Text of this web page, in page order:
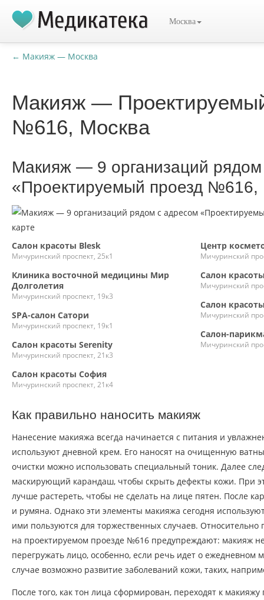
Москва
← Макияж — Москва
Макияж —
№616, Москва
Макияж — 9 организаций
«Проектируемый проезд №616,
Салон красоты Blesk
Мичуринский проспект, 25к1
Клиника восточной медицины Мир
Долголетия
Мичуринский проспект, 19к3
SPA-салон Сатори
Мичуринский проспект, 19к1
Салон красоты Serenity
Мичуринский проспект, 21к3
Салон красоты София
Мичуринский проспект, 21к4
Центр
Мичуринский
Салон
Мичуринский
Салон
Мичуринский
Салон-
Мичуринский
Как правильно наносить макияж
Нанесение макияжа всегда начинается с питания и
используют дневной крем. Его наносят на очищенную
очистки можно использовать специальный тоник. Далее
маскирующий карандаш, чтобы скрыть дефекты кожи. При
лучше растереть, чтобы не сделать на лице пятен. После
и румяна. Однако эти элементы макияжа сегодня
ими пользуются для торжественных случаев. Относительно
на проектируемом проезде №616 предупреждают: макияж
перегружать лицо, особенно, если речь идет о ежедневном
случае возможно развитие заболеваний кожи, таких,
После того, как тон лица сформирован, переходят к макияжу